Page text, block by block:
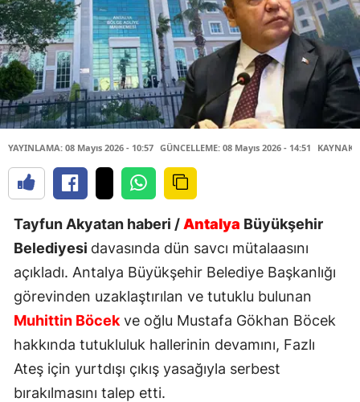
YAYINLAMA: 08 Mayıs 2026 - 10:57 GÜNCELLEME: 08 Mayıs 2026 - 14:51
Tayfun Akyatan haberi /Antalya Büyükşehir
Belediyesi davasında dün savcı mütalaasını
açıkladı. Antalya Büyükşehir Belediye Başkanlığı
görevinden uzaklaştırılan ve tutuklu bulunan
Muhittin Böcek ve oğlu Mustafa Gökhan Böcek
hakkında tutukluluk hallerinin devamını, Fazlı
Ateş için yurtdışı çıkış yasağıyla serbest
bırakılmasını talep etti.